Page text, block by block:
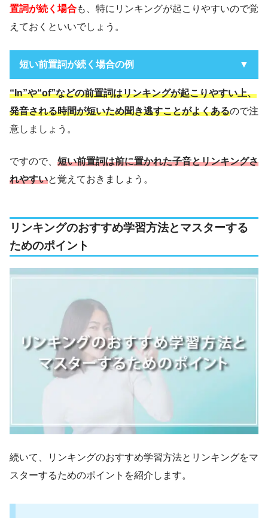
Thank you
「センク ユー」→「センキュー」
子音 + y
Don’t you
last year
置詞が続く場合も、特にリンキングが起こりやすいので覚
えておくといいでしょう。
短い前置詞が続く場合の例
子音 + in
Put in
「プット イン」→「プッティン」
子音 + of
「ア カップ オブ」→「アカッポブ」
子音 + and
Tom and
“In”や“of”などの前置詞はリンキングが起こりやすい上、
発音される時間が短いため聞き逃すことがよくあるので注
意しましょう。
ですので、 短い前置詞は前に置かれた子音とリンキングさ
れやすいと覚えておきましょう。
リンキングのおすすめ学習方法とマスターする
ためのポイント
続いて、リンキングのおすすめ学習方法とリンキングをマ
スターするためのポイントを紹介します。